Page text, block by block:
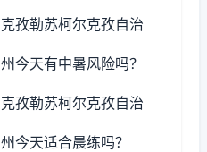
克孜勒苏柯尔克孜自治
州今天有中暑风险吗？
克孜勒苏柯尔克孜自治
州今天适合晨练吗？